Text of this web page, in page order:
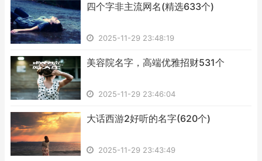
​四个字非主流网名(精选633个)
2025-11-29 23:48:19
​美容院名字，高端优雅招财531个
2025-11-29 23:46:04
​大话西游2好听的名字(620个)
2025-11-29 23:43:49